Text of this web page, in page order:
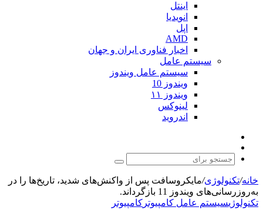
اینتل
انویدیا
اپل
AMD
اخبار فناوری ایران و جهان
سیستم عامل
سیستم عامل ویندوز
ویندوز 10
ویندوز ۱۱
لینوکس
اندروید
پوسته
جستجو
برای
خانه/تکنولوژی/مایکروسافت پس از واکنش‌های شدید، تاریخ‌ها را در
به‌روزرسانی‌های ویندوز 11 بازگرداند.
تکنولوژیسیستم عامل کامپیوتر کامپیوتر